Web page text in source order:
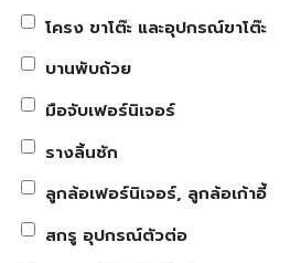
โครง ขาโต๊ะ และอุปกรณ์ขาโต๊ะ
บานพับถ้วย
มือจับเฟอร์นิเจอร์
รางลิ้นชัก
ลูกล้อเฟอร์นิเจอร์, ลูกล้อเก้าอี้
สกรู อุปกรณ์ตัวต่อ